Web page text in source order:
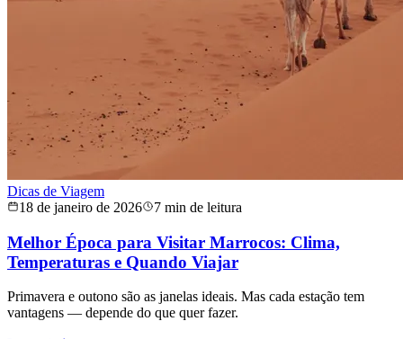
Dicas de Viagem
18 de janeiro de 2026
7 min de leitura
Melhor Época para Visitar Marrocos: Clima,
Temperaturas e Quando Viajar
Primavera e outono são as janelas ideais. Mas cada estação tem
vantagens — depende do que quer fazer.